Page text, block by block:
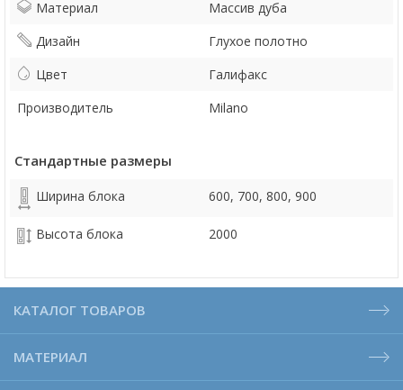
Материал
Массив дуба
Дизайн
Глухое полотно
Цвет
Галифакс
Производитель
Milano
Стандартные размеры
Ширина блока 600, 700, 800, 900
Высота блока 2000
КАТАЛОГ ТОВАРОВ
МАТЕРИАЛ